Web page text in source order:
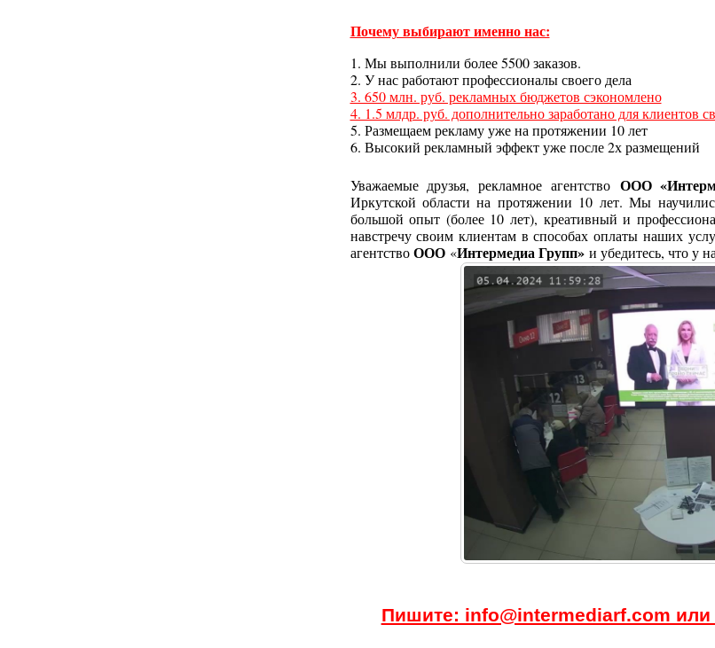
Почему выбирают именно нас:
1. Мы выполнили более 5500 заказов.
2. У нас работают профессионалы своего дела
3. 650 млн. руб. рекламных бюджетов сэкономлено
4. 1.5 млдр. руб. дополнительно заработано для клиентов
5. Размещаем рекламу уже на протяжении 10 лет
6. Высокий рекламный эффект уже после 2х размещений
Уважаемые друзья, рекламное агентство ООО
Иркутской областина протяжении 10 лет. Мы
большой опыт (более 10 лет), креативный и
навстречу своим клиентам в способах оплаты наших
агентствоООО«Интермедиа Групп» и убедитесь, что у
Пишите: info@intermediarf.com или